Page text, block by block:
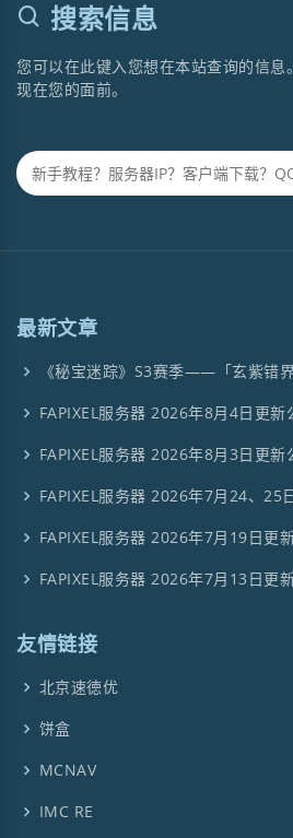
搜索信息
您可以在此键入您想在本站查询的信息
现在您的面前。
最新文章
《秘宝迷踪》S3赛季——「玄紫错界
FAPIXEL服务器 2026年8月4日更新
FAPIXEL服务器 2026年8月3日更新
FAPIXEL服务器 2026年7月24、25
FAPIXEL服务器 2026年7月19日更
FAPIXEL服务器 2026年7月13日更
友情链接
北京速徳优
饼盒
MCNAV
IMC RE